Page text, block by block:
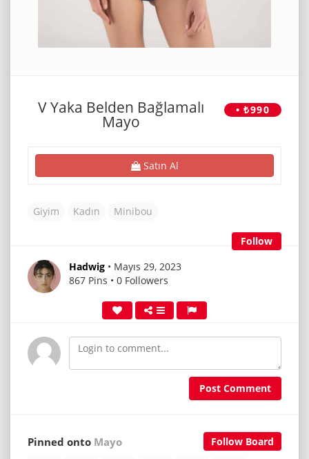
• ₺990
V Yaka Belden Bağlamalı
Mayo
Satın Al
Giyim Kadın Minibou
Follow
Hadwig • Mayıs 29, 2023
867 Pins • 0 Followers
Post Comment
Follow Board
Pinned onto Mayo